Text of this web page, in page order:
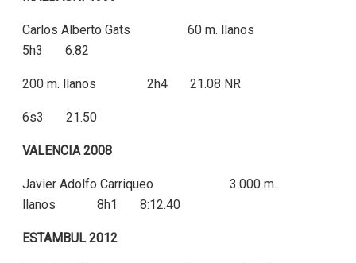
Carlos Alberto Gats 60 m. llanos
5h3 6.82
200 m. llanos 2h4 21.08 NR
6s3 21.50
VALENCIA 2008
Javier Adolfo Carriqueo 3.000 m.
llanos 8h1 8:12.40
ESTAMBUL 2012